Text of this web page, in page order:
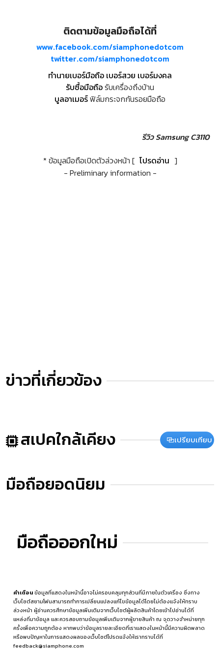
ติดตามข้อมูลมือถือได้ที่
www.facebook.com/siamphonedotcom
twitter.com/siamphonedotcom
ทำนายเบอร์มือถือ เบอร์สวย เบอร์มงคล
รับซื้อมือถือรับเครื่องถึงบ้าน
บูลอาเมอร์ฟิล์มกระจกกันรอยมือถือ
รีวิว Samsung C3110
* ข้อมูลมือถือเปิดตัวล่วงหน้า [ โปรดอ่าน ]
- Preliminary information -
ข่าวที่เกี่ยวข้อง
สเปคใกล้เคียง เปรียบเทียบ
มือถือยอดนิยม
มือถือออกใหม่
คำเตือนข้อมูลที่แสดงในหน้านี้อาจไม่ครอบคลุมทุกส่วนที่มีภายในตัวเครื่อง ซึ่งทาง
เว็บไซต์สยามโฟนสามารถทำการเปลี่ยนแปลงแก้ไขข้อมูลได้โดยไม่ต้องแจ้งให้ทราบ
ล่วงหน้า ผู้อ่านควรศึกษาข้อมูลเพิ่มเติมจากเว็บไซต์ผู้ผลิตสินค้าโดยเข้าไปอ่านได้ที่
แหล่งที่มาข้อมูล และควรสอบถามข้อมูลเพิ่มเติมจากผู้ขายสินค้า ณ จุดวางจำหน่ายทุก
ครั้งเพื่อความถูกต้อง หากพบว่าข้อมูลรายละเอียดที่เราแสดงในหน้านี้มีความผิดพลาด
หรือพบปัญหาในการแสดงผลของเว็บไซต์โปรดแจ้งให้เราทราบได้ที่
feedback@siamphone.com